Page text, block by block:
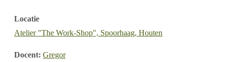
Locatie
Atelier "The Work-Shop", Spoorhaag, Houten
Docent: Gregor